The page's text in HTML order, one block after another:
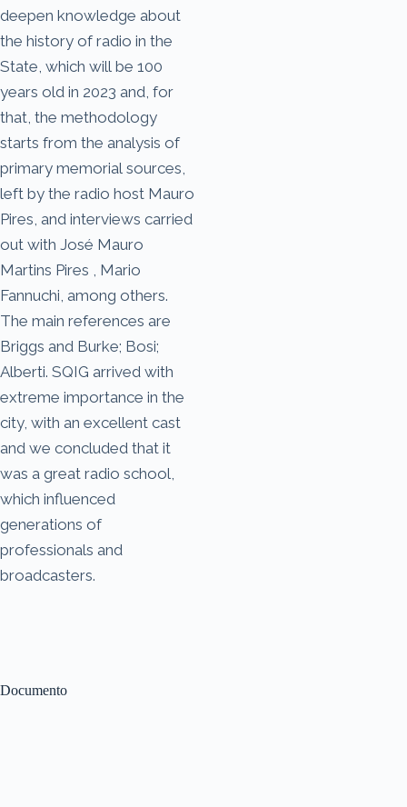
Documento
deepen knowledge about
the history of radio in the
State, which will be 100
years old in 2023 and, for
that, the methodology
starts from the analysis of
primary memorial sources,
left by the radio host Mauro
Pires, and interviews carried
out with José Mauro
Martins Pires , Mario
Fannuchi, among others.
The main references are
Briggs and Burke; Bosi;
Alberti. SQIG arrived with
extreme importance in the
city, with an excellent cast
and we concluded that it
was a great radio school,
which influenced
generations of
professionals and
broadcasters.